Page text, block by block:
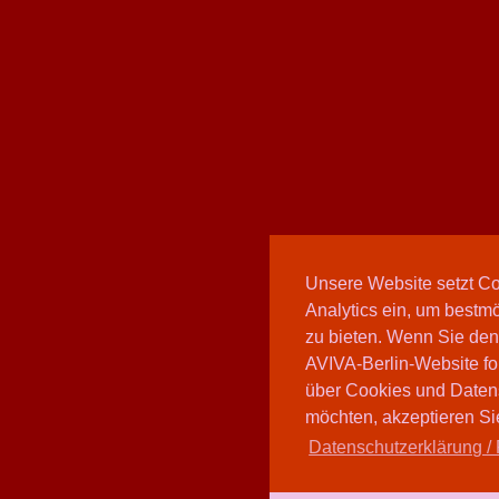
Unsere Website setzt
Analytics ein, um
zu bieten. Wenn Sie
AVIVA-Berlin-Website
über Cookies und
möchten, akzeptieren
Datenschutzerklärung /